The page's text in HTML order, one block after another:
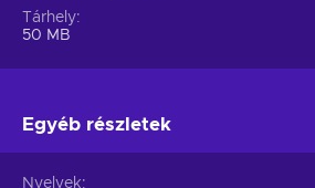
Tárhely
50 MB
Egyéb részletek
Nyelvek